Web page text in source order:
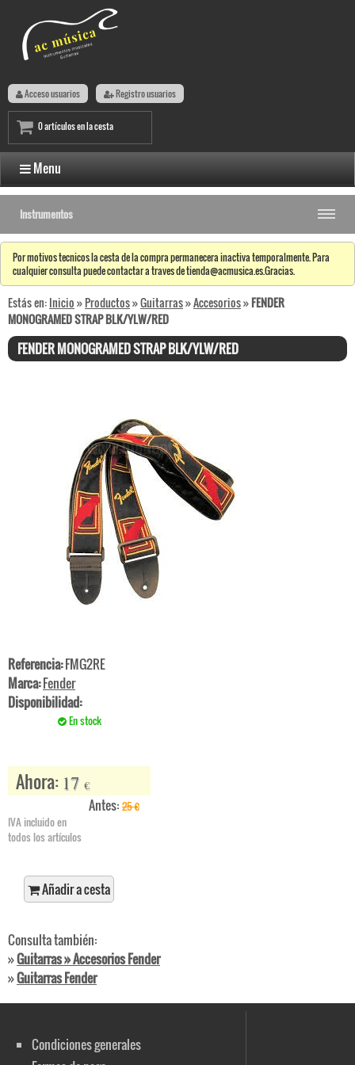
Acceso usuarios Registro usuarios
0 artículos en la cesta
Menu
Instrumentos
Por motivos tecnicos la cesta de la compra permanecera inactiva temporalmente. Para
cualquier consulta puede contactar a traves de tienda@acmusica.es.Gracias.
Estás en:Inicio»Productos»Guitarras»Accesorios»FENDER
MONOGRAMED STRAP BLK/YLW/RED
FENDER MONOGRAMED STRAP BLK/YLW/RED
Referencia:FMG2RE
Marca:Fender
Disponibilidad:
En stock
Ahora: 17 €
Antes: 25€
IVA incluido en
todos los artículos
Añadir a cesta
Consulta también:
»Guitarras » Accesorios Fender
»Guitarras Fender
Condiciones generales